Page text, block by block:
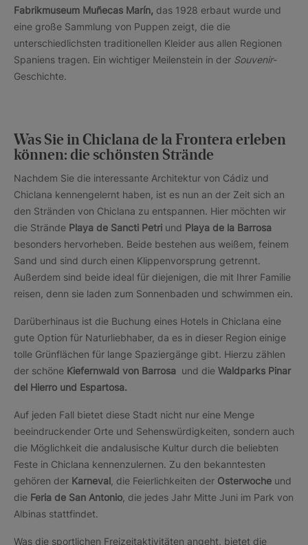
Fabrikmuseum Muñecas Marín, das 1928 erbaut wurde und
eine große Sammlung von Puppen zeigt, die die
unterschiedlichsten traditionellen Kleider aus allen Regionen
Spaniens tragen. Ein wichtiger Meilenstein in der Souvenir-
Geschichte.
Was Sie in Chiclana de la Frontera erleben
können: die schönsten Strände
Nachdem Sie die interessante Architektur von Cádiz und
Chiclana kennengelernt haben, ist es nun an der Zeit sich an
den Stränden von Chiclana zu entspannen. Hier möchten wir
die Strände Playa de Sancti Petri und Playa de la Barrosa
besonders hervorheben. Beide bestehen aus weißem, feinem
Sand und sind durch einen Klippenvorsprung getrennt.
Außerdem sind beide ideal für diejenigen, die mit Ihrer Familie
reisen, denn sie laden zum Sonnenbaden und schwimmen ein.
Darüberhinaus ist die Buchung eines Hotels in Chiclana eine
gute Option für Naturliebhaber, da es in dieser Region einige
tolle Grünflächen für lange Spaziergänge gibt. Hierzu zählen
der schöne Kiefernwald von Barrosa und die Waldparks Pinar
del Hierro und Espartosa.
Auf jeden Fall bietet diese Stadt nicht nur eine Menge
beeindruckender Orte und Sehenswürdigkeiten, sondern auch
die Möglichkeit die andalusische Kultur durch die beliebten
Feste in Chiclana kennenzulernen. Zu den bekanntesten
gehören der Karneval , die Feierlichkeiten der Osterwoche und
die Feria de San Antonio , die jedes Jahr Mitte Juni im Park von
Albinas stattfindet.
Was die sportlichen Freizeitaktivitäten angeht, bietet die